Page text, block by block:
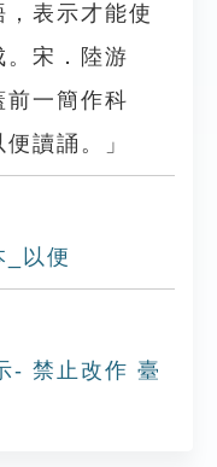
表示才能使
。宋．陸游
前一簡作科
讀誦。」
_以便
- 禁止改作 臺